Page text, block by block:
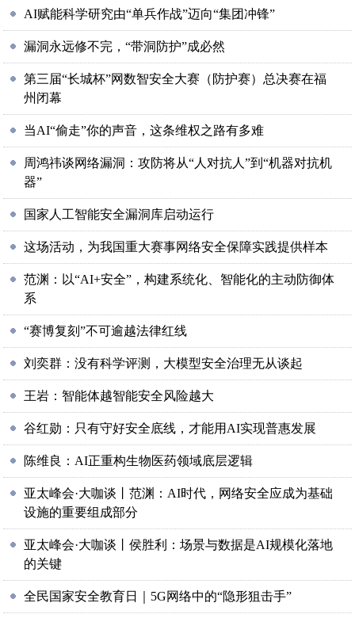
AI赋能科学研究由“单兵作战”迈向“集团冲锋”
漏洞永远修不完，“带洞防护”成必然
第三届“长城杯”网数智安全大赛（防护赛）总决赛在福
州闭幕
当AI“偷走”你的声音，这条维权之路有多难
周鸿祎谈网络漏洞：攻防将从“人对抗人”到“机器对抗机
器”
国家人工智能安全漏洞库启动运行
这场活动，为我国重大赛事网络安全保障实践提供样本
范渊：以“AI+安全”，构建系统化、智能化的主动防御体
系
“赛博复刻”不可逾越法律红线
刘奕群：没有科学评测，大模型安全治理无从谈起
王岩：智能体越智能安全风险越大
谷红勋：只有守好安全底线，才能用AI实现普惠发展
陈维良：AI正重构生物医药领域底层逻辑
亚太峰会·大咖谈丨范渊：AI时代，网络安全应成为基础
设施的重要组成部分
亚太峰会·大咖谈丨侯胜利：场景与数据是AI规模化落地
的关键
全民国家安全教育日｜5G网络中的“隐形狙击手”